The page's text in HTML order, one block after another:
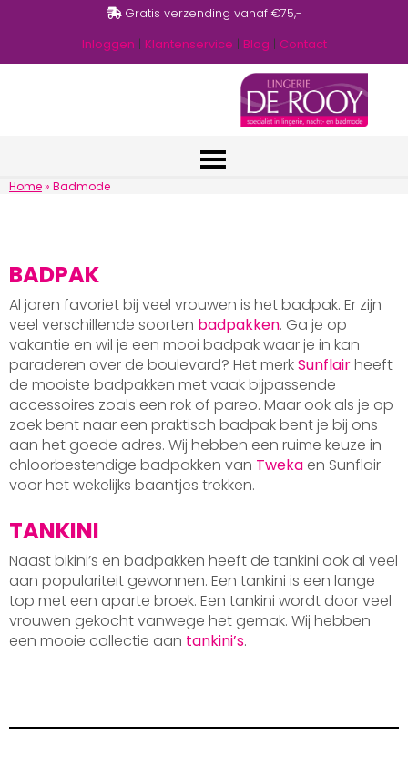
Gratis verzending vanaf €75,-
Inloggen | Klantenservice | Blog | Contact
Home» Badmode
BADPAK
Al jaren favoriet bij veel vrouwen is het badpak. Er zijn
veel verschillende soorten badpakken. Ga je op
vakantie en wil je een mooi badpak waar je in kan
paraderen over de boulevard? Het merkSunflairheeft
de mooiste badpakken met vaak bijpassende
accessoires zoals een rok of pareo. Maar ook als je op
zoek bent naar een praktisch badpak bent je bij ons
aan het goede adres. Wij hebben een ruime keuze in
chloorbestendige badpakken van Tweka en Sunflair
voor het wekelijks baantjes trekken.
TANKINI
Naast bikini’s en badpakken heeft de tankini ook al veel
aan populariteit gewonnen. Een tankini is een lange
top met een aparte broek. Een tankini wordt door veel
vrouwen gekocht vanwege het gemak. Wij hebben
een mooie collectie aan tankini’s.